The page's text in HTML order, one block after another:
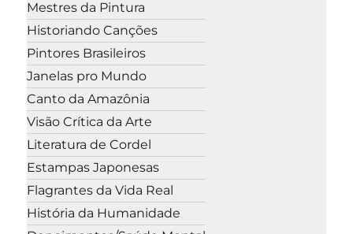
Mestres da Pintura
Historiando Canções
Pintores Brasileiros
Janelas pro Mundo
Canto da Amazônia
Visão Crítica da Arte
Literatura de Cordel
Estampas Japonesas
Flagrantes da Vida Real
História da Humanidade